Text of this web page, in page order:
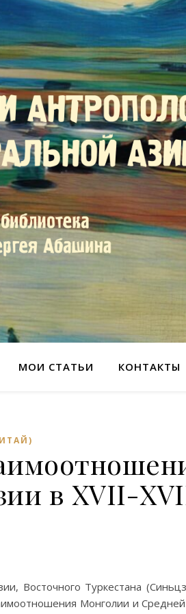
МОИ СТАТЬИ КОНТАКТЫ
в XVII-
Восточного Туркестана
Монголии и